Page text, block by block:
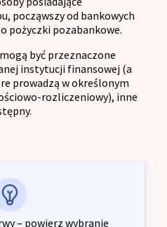
począwszy od bankowych
pożyczki pozabankowe.
być przeznaczone
instytucji finansowej (a
prowadzą w określonym
rozliczeniowy), inne
– powierz wybranie